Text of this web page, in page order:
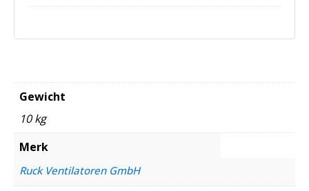
Gewicht
10 kg
Merk
Ruck Ventilatoren GmbH